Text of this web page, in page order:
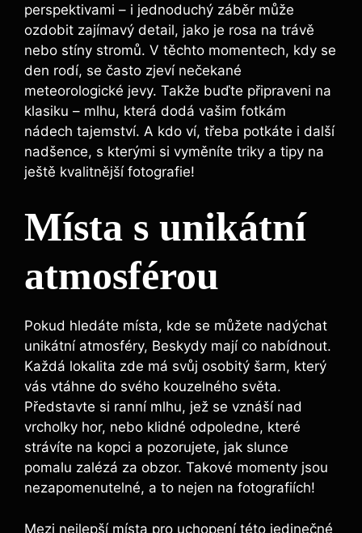
perspektivami – i jednoduchý záběr ⁢může⁢
ozdobit zajímavý detail, jako je‍ rosa na⁣ trávě‍
nebo stíny stromů. V těchto⁣ momentech,‍ kdy⁤ se
den rodí, se často ⁤zjeví nečekané
meteorologické jevy.‌ Takže buďte‍ připraveni⁤ na
klasiku – mlhu, která dodá vašim fotkám
nádech ​tajemství. A kdo ví, třeba potkáte⁢ i další⁢
nadšence, s kterými si vyměníte⁢ triky a tipy na
ještě ⁤kvalitnější fotografie!
Místa s unikátní
atmosférou
Pokud ‌hledáte místa, kde se můžete nadýchat ​
unikátní atmosféry, Beskydy mají co nabídnout.
Každá lokalita zde⁢ má ‌svůj osobitý‌ šarm, který
vás vtáhne do svého kouzelného‌ světa.
Představte si ranní mlhu, jež se vznáší nad
vrcholky‍ hor, nebo⁤ klidné odpoledne, které
⁣strávíte ‌na kopci a pozorujete, jak slunce
pomalu zalézá⁤ za obzor. ⁤Takové momenty ‌jsou
nezapomenutelné, a to nejen na fotografiích!
Mezi nejlepší místa pro uchopení této jedinečné ​